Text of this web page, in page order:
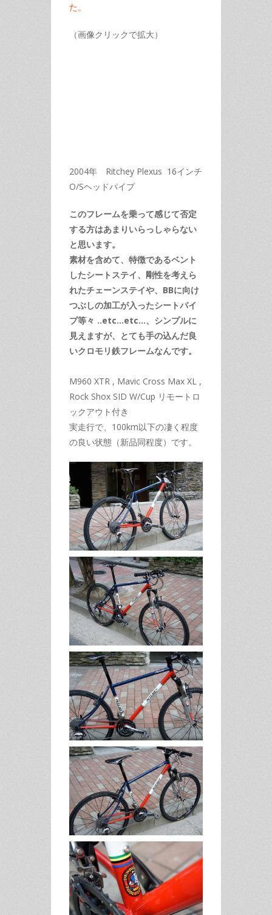
た。
（画像クリックで拡大）
2004年 Ritchey Plexus 16インチ
O/Sヘッドパイプ
このフレームを乗って感じて否定
する方はあまりいらっしゃらない
と思います。
素材を含めて、特徴であるベント
したシートステイ、剛性を考えら
れたチェーンステイや、BBに向け
つぶしの加工が入ったシートパイ
プ等々 ..etc…etc…、シンプルに
見えますが、とても手の込んだ良
いクロモリ鉄フレームなんです。
M960 XTR , Mavic Cross Max XL ,
Rock Shox SID W/Cup リモートロ
ックアウト付き
実走行で、100km以下の凄く程度
の良い状態（新品同程度）です。